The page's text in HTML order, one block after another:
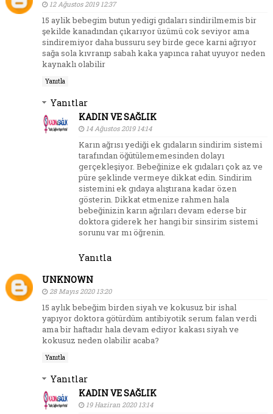
12 Ağustos 2019 12:37
15 aylik bebegim butun yedigi gıdaları sindirilmemis bir
şekilde kanadından çıkarıyor üzümü cok seviyor ama
sindiremiyor daha bussuru sey birde gece karni ağrıyor
sağa sola kıvranıp sabah kaka yapınca rahat uyuyor neden
kaynaklı olabilir
Yanıtla
Yanıtlar
KADIN VE SAĞLIK
14 Ağustos 2019 14:14
Karın ağrısı yediği ek gıdaların sindirim sistemi
tarafından öğütülememesinden dolayı
gerçekleşiyor. Bebeğinize ek gıdaları çok az ve
püre şeklinde vermeye dikkat edin. Sindirim
sistemini ek gıdaya alıştırana kadar özen
gösterin. Dikkat etmenize rahmen hala
bebeğinizin karın ağrıları devam ederse bir
doktora giderek her hangi bir sinsirim sistemi
sorunu var mı öğrenin.
Yanıtla
UNKNOWN
28 Mayıs 2020 13:20
15 aylık bebeğim birden siyah ve kokusuz bir ishal
yapıyor doktora götürdüm antibiyotik serum falan verdi
ama bir haftadır hala devam ediyor kakası siyah ve
kokusuz neden olabilir acaba?
Yanıtla
Yanıtlar
KADIN VE SAĞLIK
19 Haziran 2020 13:14